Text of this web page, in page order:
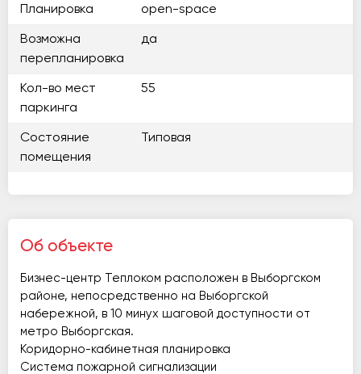
Планировка open-space
Возможна
перепланировка
да
Кол-во мест
паркинга
55
Состояние
помещения
Типовая
Об объекте
Бизнес-центр Теплоком расположен в Выборгском
районе, непосредственно на Выборгской
набережной, в 10 минух шаговой доступности от
метро Выборгская.
Коридорно-кабинетная планировка
Система пожарной сигнализации